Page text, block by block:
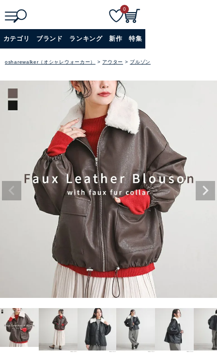
詳細検索
0
カテゴリ ブランド ランキング 新作 特集
osharewalker（オシャレウォーカー） アウター ブルゾン